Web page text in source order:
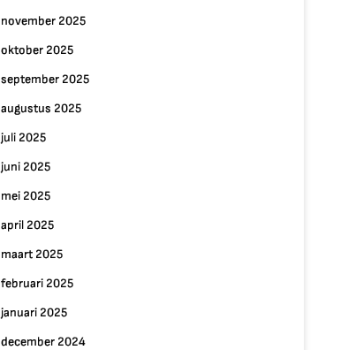
november 2025
oktober 2025
september 2025
augustus 2025
juli 2025
juni 2025
mei 2025
april 2025
maart 2025
februari 2025
januari 2025
december 2024